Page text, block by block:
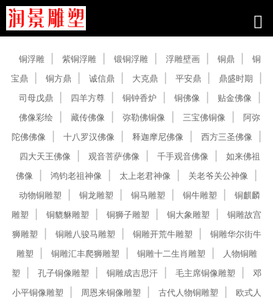
铜浮雕 紫铜浮雕 锻铜浮雕 浮雕壁画 铜鼎
铜
宝鼎
铜方鼎 诚信鼎 大克鼎 平安鼎
鼎盛时期
司母戊鼎
四羊方尊 铜钟香炉 铜佛像
贴金佛像
佛像彩绘
藏传佛像 弥勒佛铜像 三宝佛铜像
阿弥
陀佛佛像
十八罗汉佛像 释迦摩尼佛像
西方三圣佛像
四大天王佛像
观音菩萨佛像 千手观音佛像
如来佛祖
佛像
鸿钧老祖神像 太上老君神像
关老爷关公神像
动物铜雕塑
铜龙雕塑 铜马雕塑 铜牛雕塑
铜麒麟
雕塑
铜貔貅雕塑 铜狮子雕塑 铜大象雕塑
铜雕故宫
狮雕塑
铜雕八骏马雕塑 铜雕开荒牛雕塑
铜雕华尔街牛
雕塑
铜雕汇丰爬狮雕塑 铜雕十二生肖雕塑
人物铜雕
塑
孔子铜像雕塑 铜雕成吉思汗 毛主席铜像雕塑
邓
小平铜像雕塑
周恩来铜像雕塑 古代人物铜雕塑
欧式人